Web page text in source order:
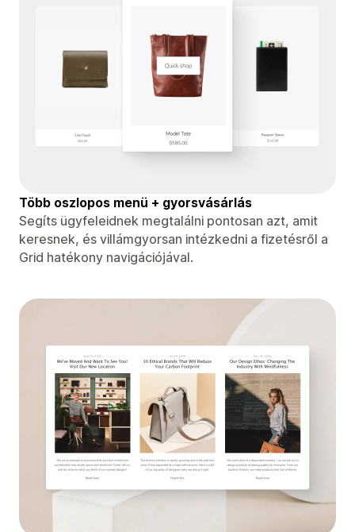
Több oszlopos menü + gyorsvásárlás
Segíts ügyfeleidnek megtalálni pontosan azt, amit
keresnek, és villámgyorsan intézkedni a fizetésről a
Grid hatékony navigációjával.